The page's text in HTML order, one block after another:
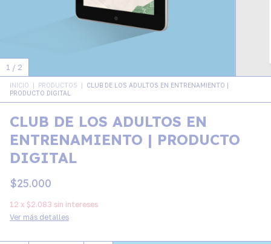
1 / 2
INICIO | PRODUCTOS |
CLUB DE LOS ADULTOS EN ENTRENAMIENTO |
PRODUCTO DIGITAL
CLUB DE LOS ADULTOS EN
ENTRENAMIENTO | PRODUCTO
DIGITAL
$25.000
12 x $2.083 sin intereses
Ver más detalles